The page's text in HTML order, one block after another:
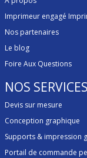
Imprimeur engagé
Nos partenaires
Le blog
Foire Aux Questions
NOS SERVICES
Devis sur mesure
Conception graphique
Supports & impression
Portail de commande